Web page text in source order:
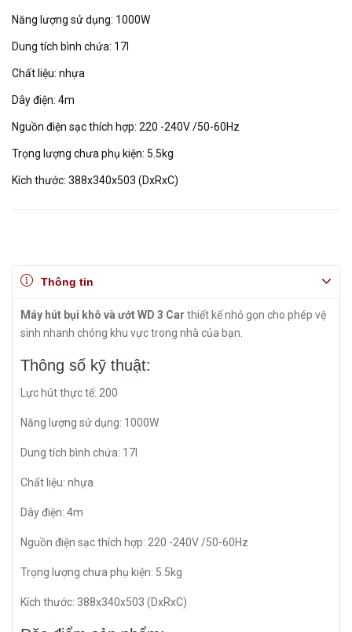
Năng lượng sử dụng: 1000W
Dung tích bình chứa: 17l
Chất liệu: nhựa
Dây điện: 4m
Nguồn điện sạc thích hợp: 220 -240V /50-60Hz
Trọng lượng chưa phụ kiện: 5.5kg
Kích thước: 388x340x503 (DxRxC)
Thông tin
Máy hút bụi khô và ướt WD 3 Car thiết kế nhỏ gọn cho phép vệ
sinh nhanh chóng khu vực trong nhà của bạn.
Thông số kỹ thuật:
Lực hút thực tế: 200
Năng lượng sử dụng: 1000W
Dung tích bình chứa: 17l
Chất liệu: nhựa
Dây điện: 4m
Nguồn điện sạc thích hợp: 220 -240V /50-60Hz
Trọng lượng chưa phụ kiện: 5.5kg
Kích thước: 388x340x503 (DxRxC)